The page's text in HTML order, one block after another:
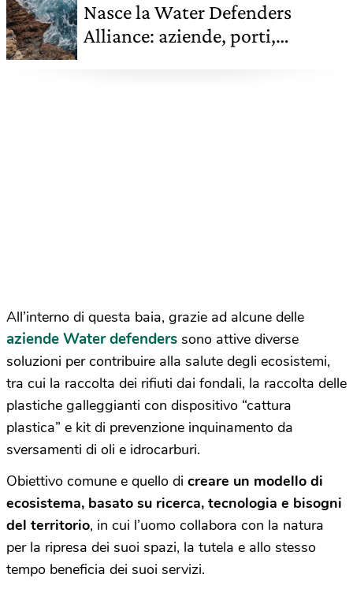
Nasce la Water Defenders
Alliance: aziende, porti,
All’interno di questa baia, grazie ad alcune delle
aziende Water defenders sono attive diverse
soluzioni per contribuire alla salute degli ecosistemi,
tra cui la raccolta dei rifiuti dai fondali, la raccolta delle
plastiche galleggianti con dispositivo “cattura
plastica” e kit di prevenzione inquinamento da
sversamenti di oli e idrocarburi.
Obiettivo comune e quello di creare un modello di
ecosistema, basato su ricerca, tecnologia e bisogni
del territorio, in cui l’uomo collabora con la natura
per la ripresa dei suoi spazi, la tutela e allo stesso
tempo beneficia dei suoi servizi.